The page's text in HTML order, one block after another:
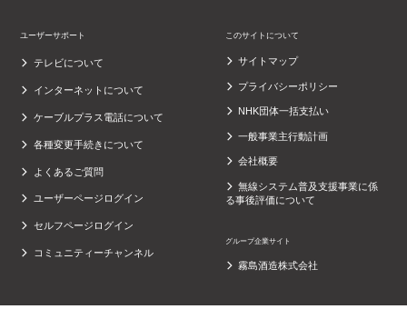
ユーザーサポート
テレビについて
インターネットについて
ケーブルプラス電話について
各種変更手続きについて
よくあるご質問
ユーザーページログイン
セルフページログイン
コミュニティーチャンネル
このサイトについて
サイトマップ
プライバシーポリシー
NHK団体一括支払い
一般事業主行動計画
会社概要
無線システム普及支援事業に係
る事後評価について
グループ企業サイト
霧島酒造株式会社